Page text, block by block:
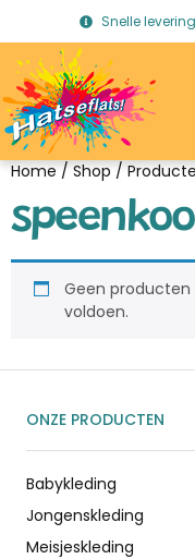
Snelle
Home/Shop/
Geen
voldoen.
ONZE PRODUCTEN
Babykleding
Jongenskleding
Meisjeskleding